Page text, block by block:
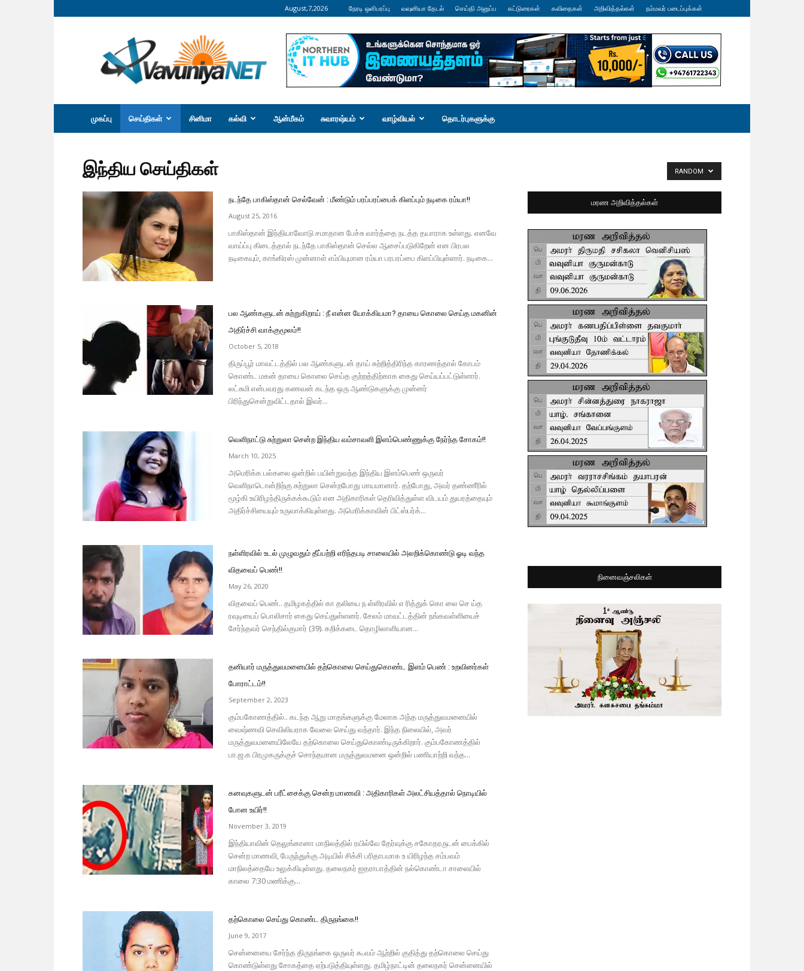
August,7,2026 நேரடி ஒளிபரப்பு வவுனியா தேடல் செய்தி அனுப்ப கட்டுரைகள் கவிதைகள் அறிவித்தல்கள் நம்மவர் படைப்புக்கள்
வவுனியா
நெற்
முகப்பு செய்திகள் சினிமா கல்வி ஆன்மீகம் சுவாரஷ்யம் வாழ்வியல் தொடர்புகளுக்கு
இந்திய செய்திகள் RANDOM
நடந்தே பாகிஸ்தான் செல்வேன் : மீண்டும் பரப்பரப்பைக் கிளப்பும் நடிகை ரம்யா!!
August 25, 2016
பாகிஸ்தான் இந்தியாவோடு சமாதான பேச்சு வார்த்தை நடத்த தயாராக உள்ளது. எனவே
வாய்ப்பு கிடைத்தால் நடந்தே பாகிஸ்தான் செல்ல ஆசைப்படுகிறேன் என பிரபல
நடிகையும், காங்கிரஸ் முன்னாள் எம்பியுமான ரம்யா பரபரப்பை கிளப்பியுள்ளார். நடிகை...
பல ஆண்களுடன் சுற்றுகிறாய் : நீ என்ன யோக்கியமா? தாயை கொலை செய்த மகனின்
அதிர்ச்சி வாக்குமூலம்!!
October 5, 2018
திருப்பூர் மாவட்டத்தில் பல ஆண்களுடன் தாய் சுற்றித்திரிந்த காரணத்தால் கோபம்
கொண்ட மகன் தாயை கொலை செய்த குற்றத்திற்காக கைது செய்யப்பட்டுள்ளார்.
லட்சுமி என்பவரது கணவன் கடந்த ஒரு ஆண்டுகளுக்கு முன்னர்
பிரிந்துசென்றுவிட்டதால் இவர்...
வெளிநாட்டு சுற்றுலா சென்ற இந்திய வம்சாவளி இளம்பெண்ணுக்கு நேர்ந்த சோகம்!!
March 10, 2025
அமெரிக்க பல்கலை ஒன்றில் பயின்றுவந்த இந்திய இளம்பெண் ஒருவர்
வெளிநாடொன்றிற்கு சுற்றுலா சென்றபோது மாயமானார். தற்போது, அவர் தண்ணீரில்
மூழ்கி உயிரிழந்திருக்கக்கூடும் என அதிகாரிகள் தெரிவித்துள்ள விடயம் துயரத்தையும்
அதிர்ச்சியையும் உருவாக்கியுள்ளது. அமெரிக்காவின் பிட்ஸ்பர்க்...
நள்ளிரவில் உடல் முழுவதும் தீப்பற்றி எரிந்தபடி சாலையில் அலறிக்கொண்டு ஓடி வந்த
விதவைப் பெண்!!
May 26, 2020
விதவைப் பெண்.. தமிழகத்தில் கா தலியை ந ள்ளிரவில் எ ரித்துக் கொ லை செ ய்த
ரவுடியைப் பொலிசார் கைது செய்துள்ளனர். சேலம் மாவட்டத்தின் நங்கவள்ளியைச்
சேர்ந்தவர் செந்தில்குமார் (39). கறிக்கடை தொழிலாளியான...
தனியார் மருத்துவமனையில் தற்கொலை செய்துகொண்ட இளம் பெண் : உறவினர்கள்
போராட்டம்!!
September 2, 2023
கும்பகோணத்தில்.. கடந்த ஆறு மாதங்களுக்கு மேலாக அந்த மருத்துவமனையில்
வைஷ்ணவி செவிலியராக வேலை செய்து வந்தார். இந்த நிலையில், அவர்
மருத்துவமனையிலேயே தற்கொலை செய்துகொண்டிருக்கிறார். கும்பகோணத்தில்
பா.ஜ.க பிரமுகருக்குச் சொந்தமான மருத்துவமனை ஒன்றில் பணியாற்றி வந்த...
கனவுகளுடன் பரீட்சைக்கு சென்ற மாணவி : அதிகாரிகள் அலட்சியத்தால் நொடியில்
போன உயிர்!!
November 3, 2019
இந்தியாவின் தெலுங்கானா மாநிலத்தில் ரயில்வே தேர்வுக்கு சகோதரருடன் பைக்கில்
சென்ற மாணவி, பேருந்துக்கு அடியில் சிக்சி பரிதாபமாக உ யிரிழந்த சம்பவம்
மாநிலத்தையே உலுக்கியுள்ளது. தலைநகர் ஐதராபாத்தின் நல்கொண்டா சாலையில்
காலை 7:30 மணிக்கு...
தற்கொலை செய்து கொண்ட திருநங்கை!!
June 9, 2017
சென்னையை சேர்ந்த திருநங்கை ஒருவர் கூவம் ஆற்றில் குதித்து தற்கொலை செய்து
கொண்டுள்ளது சோகத்தை ஏற்படுத்தியுள்ளது. தமிழ்நாட்டின் தலைநகர் சென்னையில்
மரண அறிவித்தல்கள்
நினைவஞ்சலிகள்